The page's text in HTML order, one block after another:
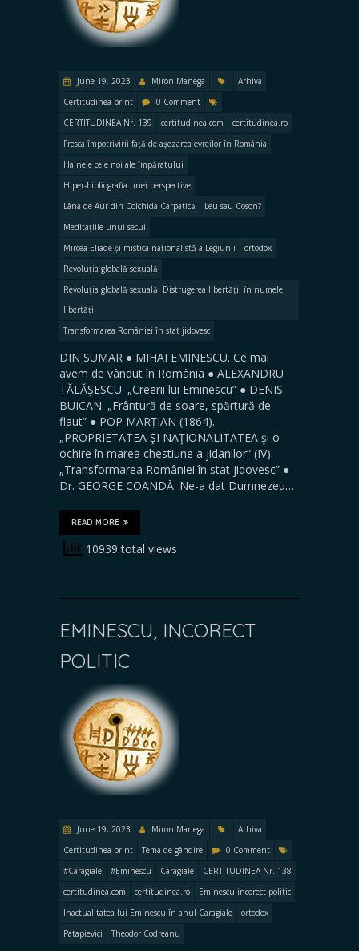
June 19, 2023 Miron Manega
Arhiva
Certitudinea print
0 Comment
CERTITUDINEA Nr. 139
certitudinea.com
certitudinea.ro
Fresca împotrivirii faţă de aşezarea evreilor în România
Hainele cele noi ale împăratului
Hiper-bibliografia unei perspective
Lâna de Aur din Colchida Carpatică
Leu sau Coson?
Meditațiile unui secui
Mircea Eliade și mistica naţionalistă a Legiunii
ortodox
Revoluţia globală sexuală
Revoluţia globală sexuală. Distrugerea libertății în numele
libertății
Transformarea României în stat jidovesc
DIN SUMAR ● MIHAI EMINESCU. Ce mai
avem de vândut în România ● ALEXANDRU
TĂLĂȘESCU. „Creerii lui Eminescu” ● DENIS
BUICAN. „Frântură de soare, spărtură de
flaut” ● POP MARȚIAN (1864).
„PROPRIETATEA ŞI NAŢIONALITATEA şi o
ochire în marea chestiune a jidanilor” (IV).
„Transformarea României în stat jidovesc” ●
Dr. GEORGE COANDĂ. Ne-a dat Dumnezeu…
READ MORE
10939 total views
EMINESCU, INCORECT
POLITIC
June 19, 2023 Miron Manega
Arhiva
Certitudinea print
Tema de gândire
0 Comment
#Caragiale
#Eminescu Caragiale
CERTITUDINEA Nr. 138
certitudinea.com
certitudinea.ro
Eminescu incorect politic
Inactualitatea lui Eminescu în anul Caragiale
ortodox
Patapievici
Theodor Codreanu